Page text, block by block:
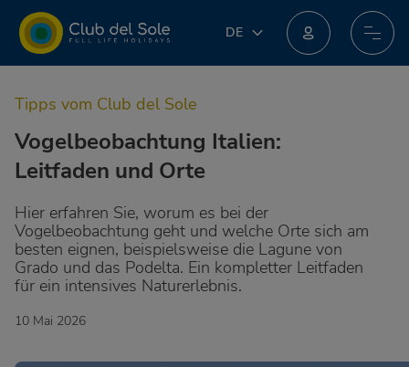
DE
PL
Tipps vom Club del Sole
Vogelbeobachtung Italien:
Leitfaden und Orte
Hier erfahren Sie, worum es bei der
Vogelbeobachtung geht und welche Orte sich am
besten eignen, beispielsweise die Lagune von
Grado und das Podelta. Ein kompletter Leitfaden
für ein intensives Naturerlebnis.
10 Mai 2026